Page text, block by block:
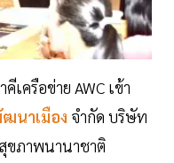
ครือข่าย AWC เข้า
นาเมือง จำกัด บริษัท
ขภาพนานาชาติ